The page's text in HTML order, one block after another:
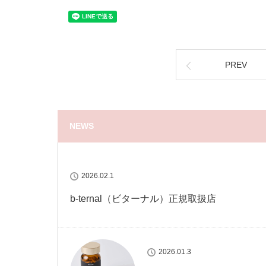
PREV
NEWS
2026.02.1
b-ternal（ビターナル）正規取扱店
2026.01.3